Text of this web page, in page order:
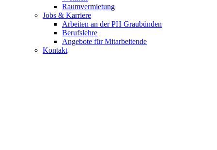
Raumvermietung
Jobs & Karriere
Arbeiten an der PH Graubünden
Berufslehre
Angebote für Mitarbeitende
Kontakt